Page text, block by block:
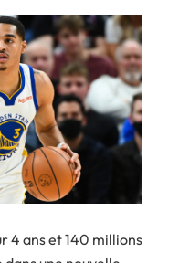
4 ans et 140 millions